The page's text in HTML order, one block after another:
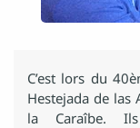
C’est lors du
Hestejada de las
la Caraîbe.